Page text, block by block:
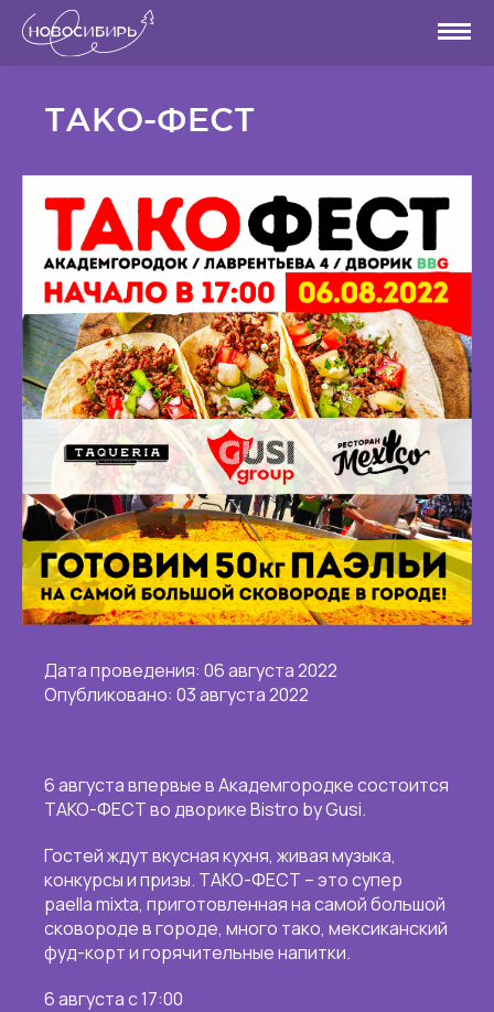
ТАКО-ФЕСТ
Дата проведения: 06 августа 2022
Опубликовано: 03 августа 2022
6 августа впервые в Академгородке состоится
ТАКО-ФЕСТ во дворике Bistro by Gusi.
Гостей ждут вкусная кухня, живая музыка,
конкурсы и призы. ТАКО-ФЕСТ – это супер
paella mixta, приготовленная на самой большой
сковороде в городе, много тако, мексиканский
фуд-корт и горячительные напитки.
6 августа с 17:00